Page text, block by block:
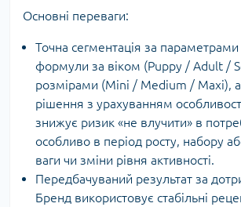
Основні переваги:
Точна сегментація за
формули за віком (Puppy / Adult /
розмірами (Mini / Medium / Maxi),
рішення з урахуванням
знижує ризик «не влучити» в
особливо в період росту, набору
ваги чи зміни рівня активності.
Передбачуваний результат за
Бренд використовує стабільні